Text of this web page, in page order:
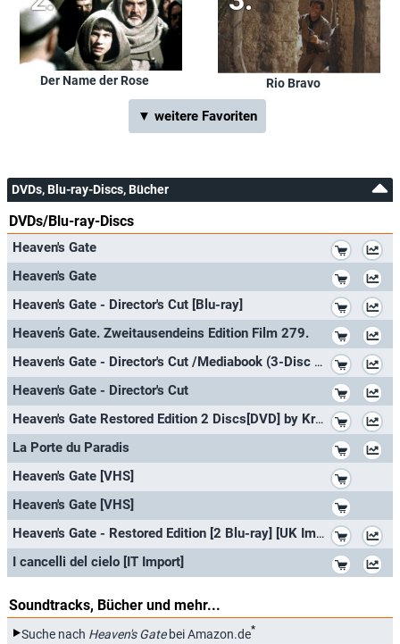
Der Name der Rose Rio Bravo
▼ weitere Favoriten
DVDs, Blu-ray-Discs, Bücher
DVDs/Blu-ray-Discs
Heaven's Gate
Heaven's Gate
Heaven's Gate - Director's Cut [Blu-ray]
Heaven’s Gate. Zweitausendeins Edition Film 279.
Heaven's Gate - Director's Cut /Mediabook (3-Disc Limited Collector's Edition/+ Blu-ray + DVD + Bonus-Blu-ray)
Heaven's Gate - Director's Cut
Heaven's Gate Restored Edition 2 Discs[DVD] by Kris Kristofferson
La Porte du Paradis
Heaven's Gate [VHS]
Heaven's Gate [VHS]
Heaven's Gate - Restored Edition [2 Blu-ray] [UK Import]
I cancelli del cielo [IT Import]
Soundtracks, Bücher und mehr...
Suche nach Heaven's Gatebei Amazon.de*